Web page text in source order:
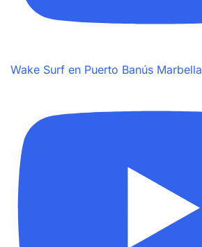
Wake Surf en Puerto Banús Marbella